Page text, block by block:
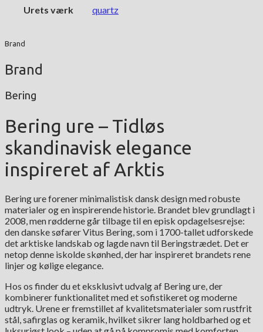
Urets værk quartz
Brand
Brand
Bering
Bering ure – Tidløs
skandinavisk elegance
inspireret af Arktis
Bering ure forener minimalistisk dansk design med robuste
materialer og en inspirerende historie. Brandet blev grundlagt i
2008, men rødderne går tilbage til en episk opdagelsesrejse:
den danske søfarer Vitus Bering, som i 1700-tallet udforskede
det arktiske landskab og lagde navn til Beringstrædet. Det er
netop denne iskolde skønhed, der har inspireret brandets rene
linjer og kølige elegance.
Hos os finder du et eksklusivt udvalg af Bering ure, der
kombinerer funktionalitet med et sofistikeret og moderne
udtryk. Urene er fremstillet af kvalitetsmaterialer som rustfrit
stål, safirglas og keramik, hvilket sikrer lang holdbarhed og et